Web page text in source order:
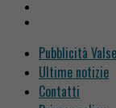
Pubblicità
Ultime notizie
Contatti